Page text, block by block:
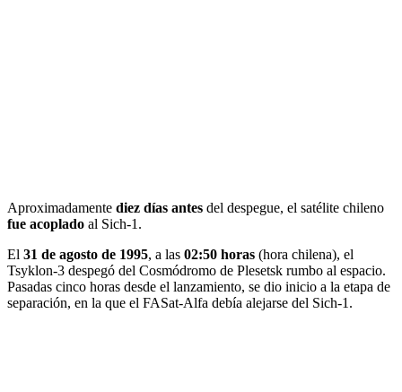
Aproximadamente diez días antes del despegue, el satélite chileno
fue acoplado al Sich-1.
El 31 de agosto de 1995, a las 02:50 horas (hora chilena), el
Tsyklon-3 despegó del Cosmódromo de Plesetsk rumbo al espacio.
Pasadas cinco horas desde el lanzamiento, se dio inicio a la etapa de
separación, en la que el FASat-Alfa debía alejarse del Sich-1.